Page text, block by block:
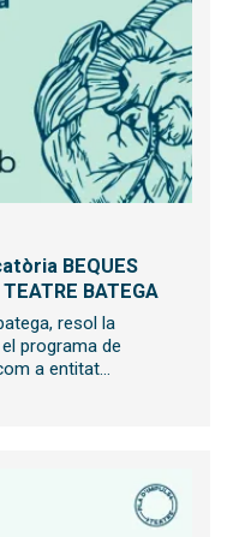
BEQUES
BATEGA
resol la
programa de
a entitat...